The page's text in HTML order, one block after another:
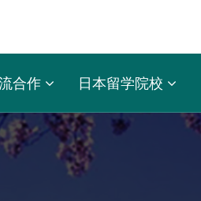
合作 日本留学院校